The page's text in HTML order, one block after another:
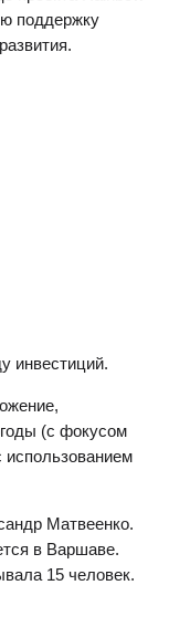
поддержку
инвестиций.
(с фокусом
использованием
Матвеенко.
в Варшаве.
15 человек.